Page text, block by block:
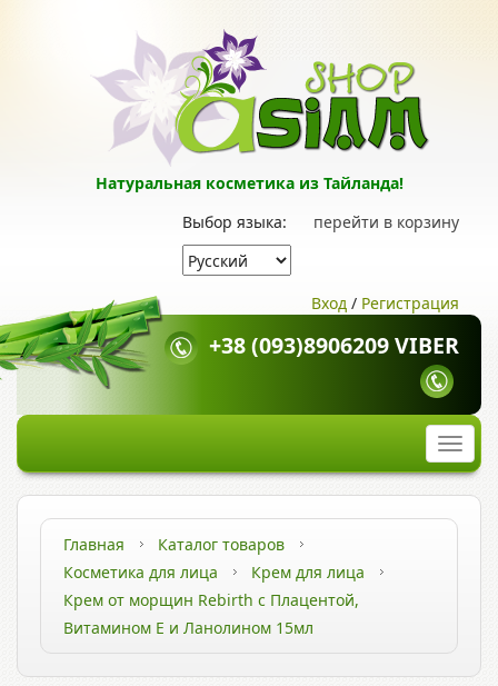
Натуральная косметика из Тайланда!
перейти в корзину
Выбор языка:
Вход / Регистрация
+38 (093)8906209 VIBER
Главная
Каталог товаров
Косметика для лица
Крем для лица
Крем от морщин Rebirth с Плацентой,
Витамином Е и Ланолином 15мл